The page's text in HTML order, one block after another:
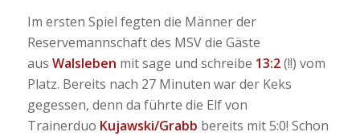
Im ersten Spiel fegten die Männer der
Reservemannschaft des MSV die Gäste
aus Walsleben mit sage und schreibe 13:2(!!) vom
Platz. Bereits nach 27 Minuten war der Keks
gegessen, denn da führte die Elf von
Trainerduo Kujawski/Grabb bereits mit 5:0! Schon